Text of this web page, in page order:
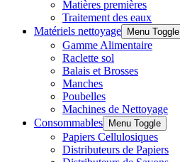
Matières premières
Traitement des eaux
Matériels nettoyage
Menu Toggle
Gamme Alimentaire
Raclette sol
Balais et Brosses
Manches
Poubelles
Machines de Nettoyage
Consommables
Menu Toggle
Papiers Cellulosiques
Distributeurs de Papiers